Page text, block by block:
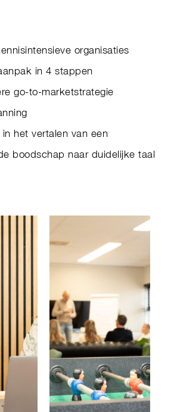
organisaties
in 4 stappen
go-to-marketstrategie
het vertalen van een
boodschap naar duidelijke taal